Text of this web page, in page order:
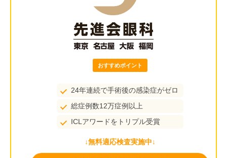
おすすめポイント
24年連続で手術後の感染症がゼロ
総症例数12万症例以上
ICLアワードをトリプル受賞
↓無料適応検査実施中↓